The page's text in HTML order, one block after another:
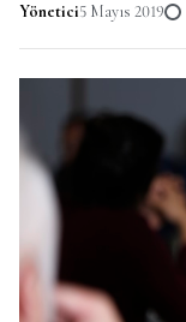
Yönetici5 Mayıs 2019